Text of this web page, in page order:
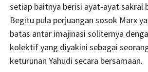
setiap baitnya berisi ayat-ayat sakral
Begitu pula perjuangan sosok Marx
batas antar imajinasi soliternya
kolektif yang diyakini sebagai
keturunan Yahudi secara bersamaan.